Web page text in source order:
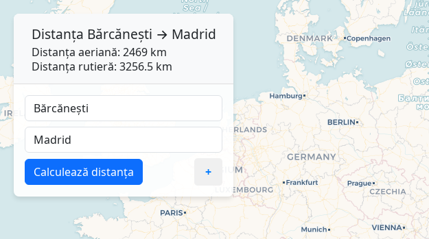
Distanța Bărcănești → Madrid
Distanța aeriană: 2469 km
Distanța rutieră: 3256.5 km
Calculează distanța +